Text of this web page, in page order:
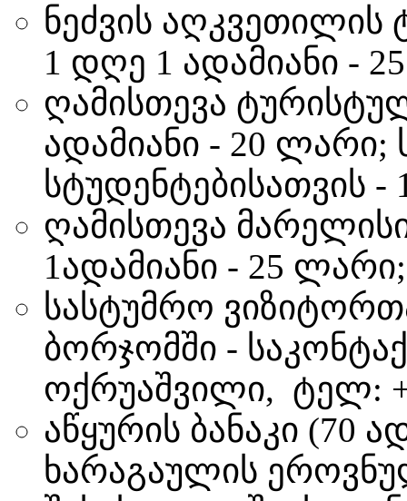
ნეძვის
1 დღე 1 ადამიანი -
ღამისთევა
ადამიანი - 20
სტუდენტებისათვის
ღამისთევა
1ადამიანი - 25 ლარი;
სასტუმრო
ბორჯომში -
ოქრუაშვილი, ტელ:
აწყურის ბანაკი (70
ხარაგაულის